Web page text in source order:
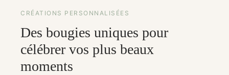
CRÉATIONS PERSONNALISÉES
Des bougies uniques pour
célébrer vos plus beaux
moments